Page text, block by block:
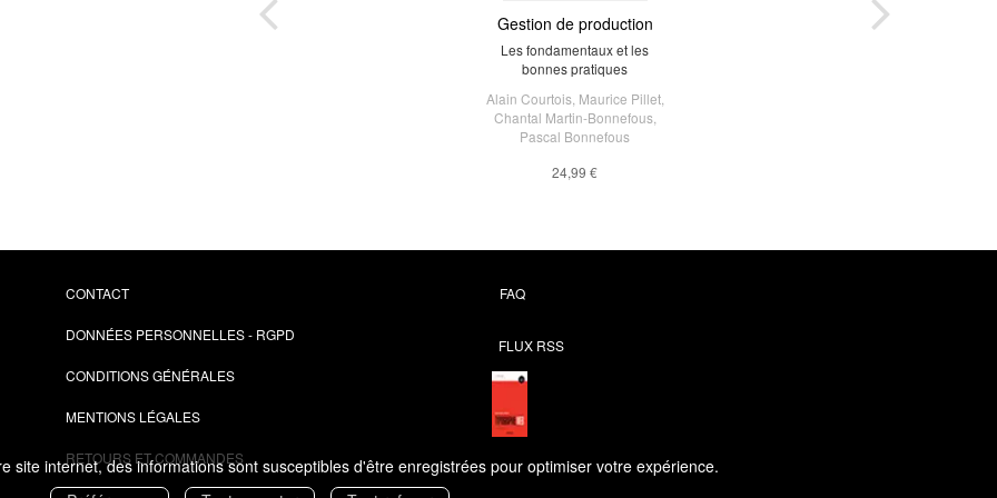
site internet, des informations sont susceptibles d'être enregistrées pour optimiser votre expérience.
Gestion de production
Les fondamentaux et les
bonnes pratiques
Alain Courtois, Maurice Pillet,
Chantal Martin-Bonnefous,
Pascal Bonnefous
24,99 €
CONTACT
DONNÉES PERSONNELLES - RGPD
CONDITIONS GÉNÉRALES
MENTIONS LÉGALES
RETOURS ET COMMANDES
FAQ
FLUX RSS